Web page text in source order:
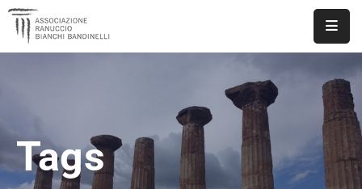
DOCUMENTI
EVENTI
Tags